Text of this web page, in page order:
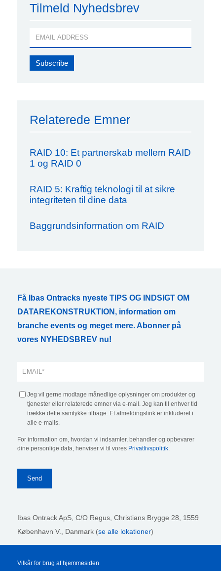
Tilmeld Nyhedsbrev
Relaterede Emner
RAID 10: Et partnerskab mellem RAID
1 og RAID 0
RAID 5: Kraftig teknologi til at sikre
integriteten til dine data
Baggrundsinformation om RAID
Få Ibas Ontracks nyeste TIPS OG INDSIGT OM
DATAREKONSTRUKTION, information om
branche events og meget mere. Abonner på
vores NYHEDSBREV nu!
Jeg vil gerne modtage månedlige oplysninger om produkter og
tjenester eller relaterede emner via e-mail. Jeg kan til enhver tid
trække dette samtykke tilbage. Et afmeldingslink er inkluderet i
alle e-mails.
For information om, hvordan vi indsamler, behandler og opbevarer
dine personlige data, henviser vi til vores Privatlivspolitik.
Ibas Ontrack ApS, C/O Regus, Christians Brygge 28, 1559
København V., Danmark (se alle lokationer)
Vilkår for brug af hjemmesiden